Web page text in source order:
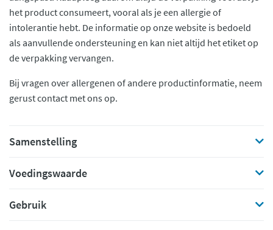
het product consumeert, vooral als je een allergie of
intolerantie hebt. De informatie op onze website is bedoeld
als aanvullende ondersteuning en kan niet altijd het etiket op
de verpakking vervangen.
Bij vragen over allergenen of andere productinformatie, neem
gerust contact met ons op.
Samenstelling
Voedingswaarde
Gebruik